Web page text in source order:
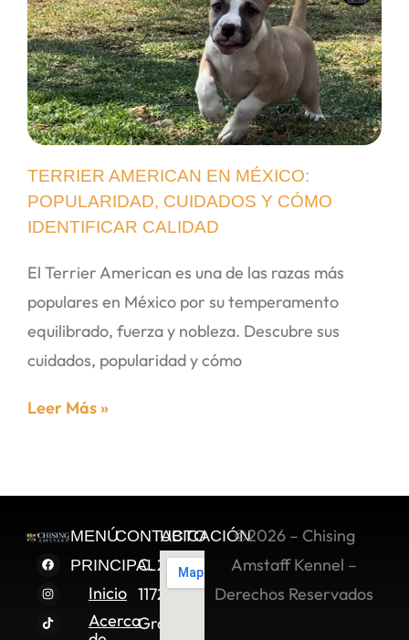
TERRIER AMERICAN EN MÉXICO:
POPULARIDAD, CUIDADOS Y CÓMO
IDENTIFICAR CALIDAD
El Terrier American es una de las razas más
populares en México por su temperamento
equilibrado, fuerza y nobleza. Descubre sus
cuidados, popularidad y cómo
Leer Más »
MENÚ
PRINCIPAL
Inicio
Acerca
CONTACTO
C. 2 Sur
11722,
Granjas
UBICACIÓN©2026 – Chising
Amstaff Kennel –
Derechos Reservados